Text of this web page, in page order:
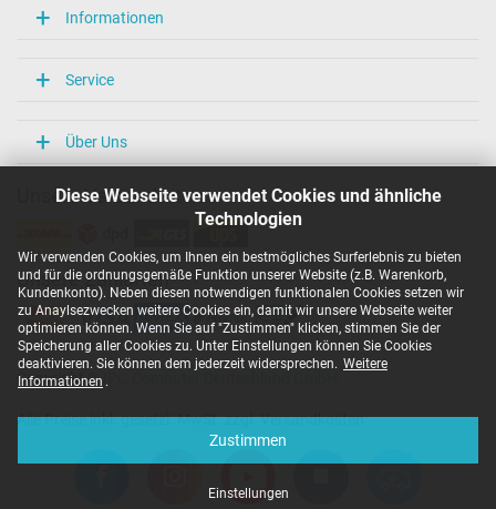
Diese Webseite verwendet Cookies und ähnliche
Technologien
Wir verwenden Cookies, um Ihnen ein bestmögliches Surferlebnis zu bieten
und für die ordnungsgemäße Funktion unserer Website (z.B. Warenkorb,
Kundenkonto). Neben diesen notwendigen funktionalen Cookies setzen wir
zu Anaylsezwecken weitere Cookies ein, damit wir unsere Webseite weiter
optimieren können. Wenn Sie auf "Zustimmen" klicken, stimmen Sie der
Speicherung aller Cookies zu. Unter Einstellungen können Sie Cookies
deaktivieren. Sie können dem jederzeit widersprechen. Weitere
Informationen .
Zustimmen
Einstellungen
Informationen
Service
Über Uns
Unsere Versandarten
Unsere Zahlarten
Copyright ©
Alle Preise inkl. gesetzl. MwSt. zzgl. Versandkosten